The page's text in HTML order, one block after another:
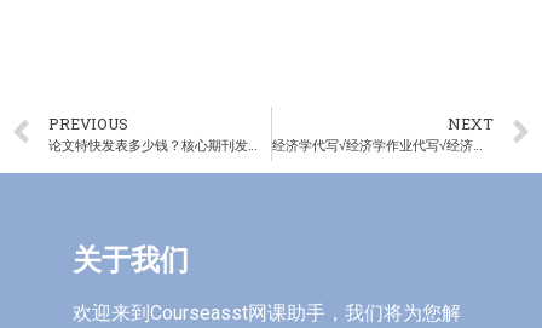
PREVIOUS NEXT
经济学代写√经济学作业代写√经济学论文代写
关于我们
欢迎来到Courseasst网课助手，我们将为您解